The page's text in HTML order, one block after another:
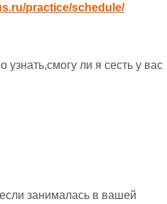
practice/schedule/
узнать,смогу ли я сесть у вас
занималась в вашей